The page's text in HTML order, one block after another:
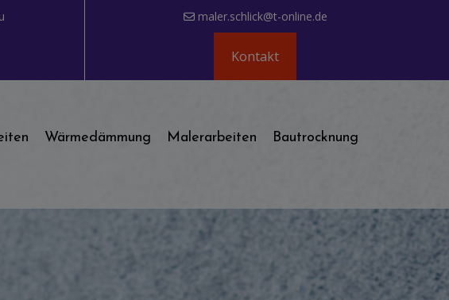
maler.schlick@t-online.de
Kontakt
Wärmedämmung Malerarbeiten
Bautrocknung